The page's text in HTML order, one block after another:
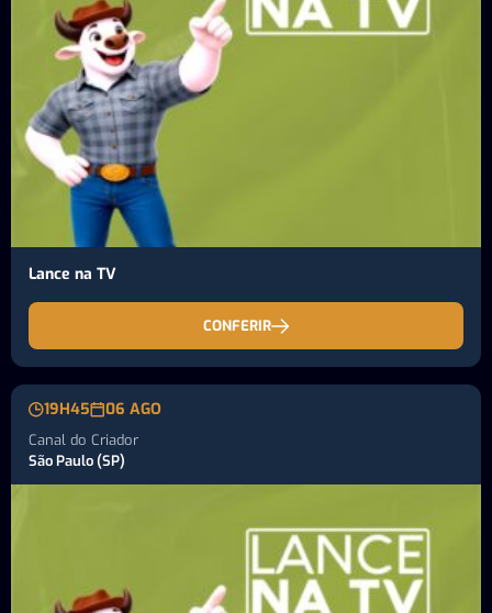
Lance na TV
CONFERIR
19H45 06 AGO
Canal do Criador
São Paulo (SP)